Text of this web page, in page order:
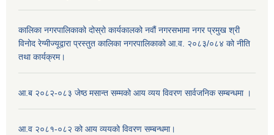
कालिका नगरपालिकाको दोस्रो कार्यकालको नवौं नगरसभामा नगर प्रमुख श्री
विनोद रेग्मीज्यूद्वारा प्रस्तुत कालिका नगरपालिकाको आ.व. २०८३/०८४ को नीति
तथा कार्यक्रम।
आ.ब २०८२-०८३ जेष्ठ मसान्त सम्मको आय व्यय विवरण सार्वजनिक सम्बन्धमा ।
आ.व २०८१-०८२ को आय व्ययको विवरण सम्बन्धमा।